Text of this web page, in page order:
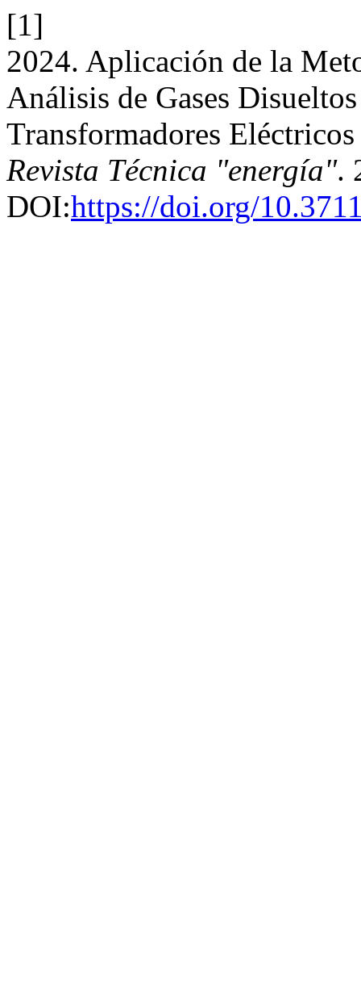
[1]
2024. Aplicación de la
Análisis de Gases
Transformadores
Revista Técnica "energía".
DOI:https://doi.org/